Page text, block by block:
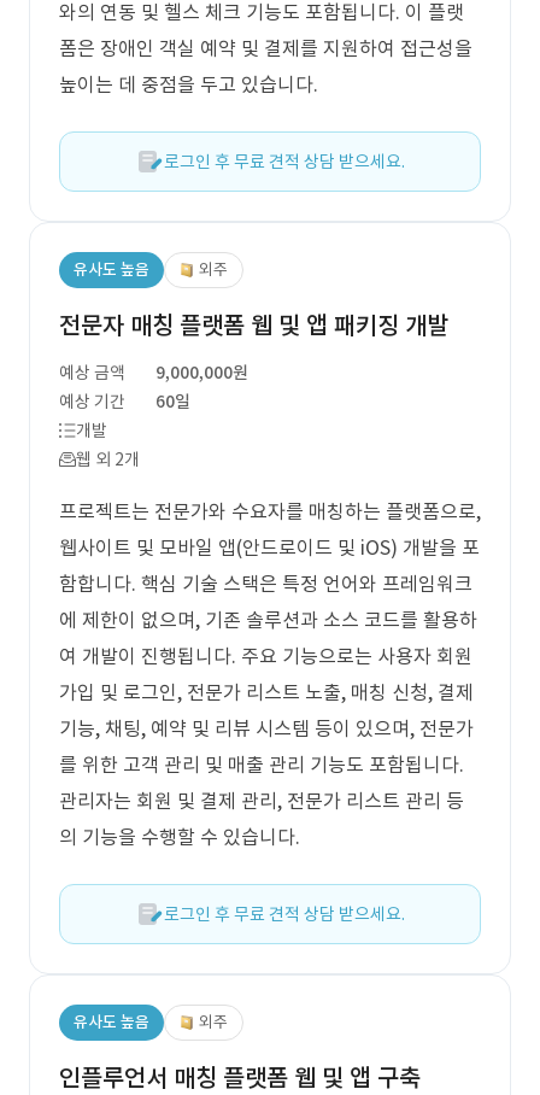
와의 연동 및 헬스 체크 기능도 포함됩니다. 이 플랫
폼은 장애인 객실 예약 및 결제를 지원하여 접근성을
높이는 데 중점을 두고 있습니다.
로그인 후 무료 견적 상담 받으세요.
유사도 높음 외주
전문자 매칭 플랫폼 웹 및 앱 패키징 개발
예상 금액
9,000,000원
예상 기간
60일
개발
웹 외 2개
프로젝트는 전문가와 수요자를 매칭하는 플랫폼으로,
웹사이트 및 모바일 앱(안드로이드 및 iOS) 개발을 포
함합니다. 핵심 기술 스택은 특정 언어와 프레임워크
에 제한이 없으며, 기존 솔루션과 소스 코드를 활용하
여 개발이 진행됩니다. 주요 기능으로는 사용자 회원
가입 및 로그인, 전문가 리스트 노출, 매칭 신청, 결제
기능, 채팅, 예약 및 리뷰 시스템 등이 있으며, 전문가
를 위한 고객 관리 및 매출 관리 기능도 포함됩니다.
관리자는 회원 및 결제 관리, 전문가 리스트 관리 등
의 기능을 수행할 수 있습니다.
로그인 후 무료 견적 상담 받으세요.
유사도 높음 외주
인플루언서 매칭 플랫폼 웹 및 앱 구축